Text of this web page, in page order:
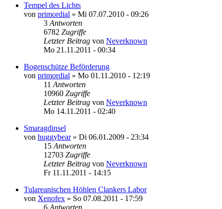
Tempel des Lichts
von primordial » Mi 07.07.2010 - 09:26
3 Antworten
6782 Zugriffe
Letzter Beitrag von Neverknown
Mo 21.11.2011 - 00:34
Bogenschütze Beförderung
von primordial » Mo 01.11.2010 - 12:19
11 Antworten
10960 Zugriffe
Letzter Beitrag von Neverknown
Mo 14.11.2011 - 02:40
Smaragdinsel
von huggybear» Di 06.01.2009 - 23:34
15 Antworten
12703 Zugriffe
Letzter Beitrag von Neverknown
Fr 11.11.2011 - 14:15
Tulareanischen Höhlen Clankers Labor
von Xenofex » So 07.08.2011 - 17:59
6 Antworten